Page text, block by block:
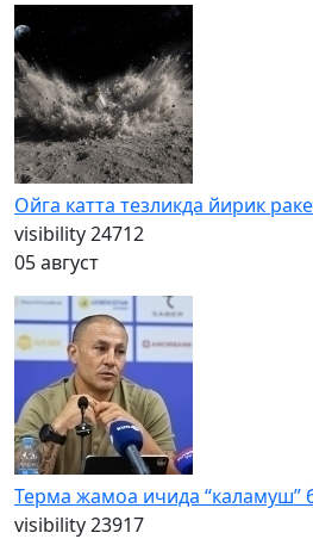
Ойга катта тезликда йирик
visibility24712
05 август
Терма жамоа ичида “каламуш”
visibility23917